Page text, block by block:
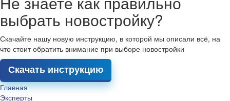
выбрать новостройку?
Скачайте нашу новую инструкцию, в которой мы описали всё, на
что стоит обратить внимание при выборе новостройки
Скачать инструкцию
Главная
Эксперты